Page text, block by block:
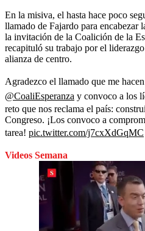
En la misiva, el hasta hace poco
llamado de Fajardo para encabezar
la invitación de la Coalición de la
recapituló su trabajo por el
alianza de centro.
Agradezco el llamado que me hacen
@CoaliEsperanza y convoco a los
reto que nos reclama el país:
Congreso. ¡Los convoco a
tarea! pic.twitter.com/j7cxXdGqMC
Videos Semana